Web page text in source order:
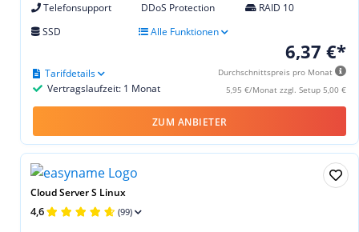
Telefonsupport DDoS Protection
RAID 10
SSD
Alle Funktionen
6,37 €*
Durchschnittspreis pro Monat
5,95 €/Monat zzgl. Setup 5,00 €
Vertragslaufzeit: 1 Monat
Tarifdetails
ZUM ANBIETER
Cloud Server S Linux
4,6 (99)